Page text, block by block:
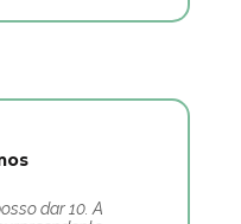
dar 10. A